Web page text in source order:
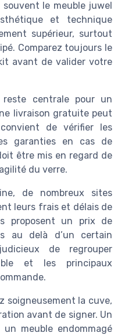
le meuble juwel
et technique
supérieur, surtout
Comparez toujours le
avant de valider votre
centrale pour un
livraison gratuite peut
de vérifier les
garanties en cas de
être mis en regard de
du verre.
de nombreux sites
leurs frais et délais de
proposent un prix de
au delà d’un certain
de regrouper
et les principaux
soigneusement la cuve,
avant de signer. Un
meuble endommagé